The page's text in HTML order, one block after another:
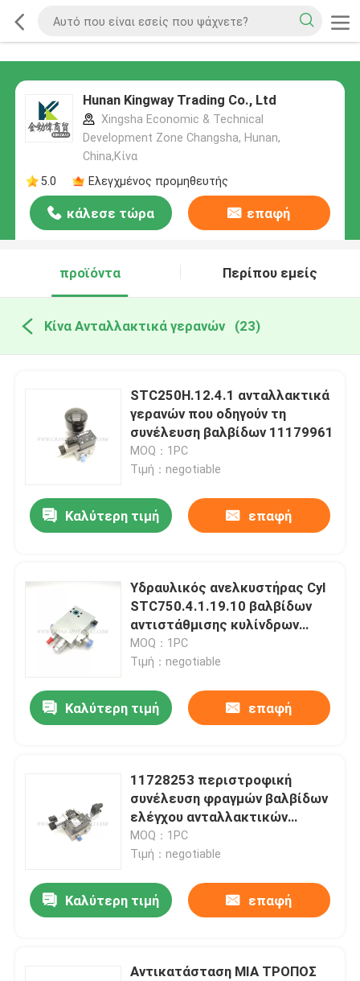
Hunan Kingway Trading Co., Ltd
Xingsha Economic & Technical
Development Zone Changsha, Hunan,
China,Κίνα
5.0
Ελεγχμένος προμηθευτής
κάλεσε τώρα επαφή
προϊόντα Περίπου εμείς
Κίνα Ανταλλακτικά γερανών (23)
STC250H.12.4.1 ανταλλακτικά
γερανών που οδηγούν τη
συνέλευση βαλβίδων 11179961
MOQ：1PC
Τιμή：negotiable
Καλύτερη τιμή επαφή
Υδραυλικός ανελκυστήρας Cyl
STC750.4.1.19.10 βαλβίδων
αντιστάθμισης κυλίνδρων
11211177
MOQ：1PC
Τιμή：negotiable
Καλύτερη τιμή επαφή
11728253 περιστροφική
συνέλευση φραγμών βαλβίδων
ελέγχου ανταλλακτικών
γερανών STC1000.4.4A
MOQ：1PC
Τιμή：negotiable
Καλύτερη τιμή επαφή
Αντικατάσταση ΜΙΑ ΤΡΟΠΟΣ